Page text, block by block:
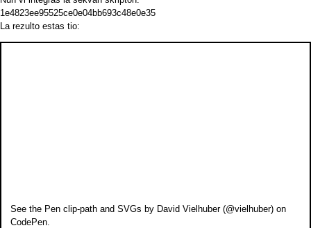
1e4823ee95525ce0e04bb693c48e0e35
La rezulto estas tio:
See the Penclip-path and SVGs by David Vielhuber (@vielhuber) on
CodePen